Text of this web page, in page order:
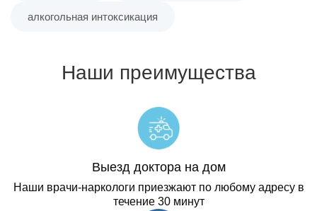
Посёлок Зырянка
Посёлок имени Чкалова
Посёлок Круглый Рудник
Посёлок Нартовка
алкогольная интоксикация
Наши преимущества
Выезд доктора на дом
Наши врачи-наркологи приезжают по любому адресу в
течение 30 минут